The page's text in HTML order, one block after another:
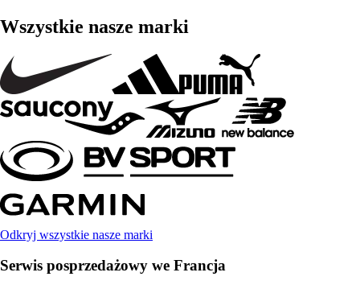
Wszystkie nasze marki
Odkryj wszystkie nasze marki
Serwis posprzedażowy we Francja